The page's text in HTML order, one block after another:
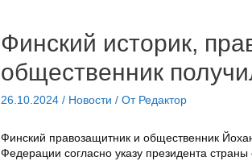
Финский историк,
общественник
26.10.2024 / Новости / От Редактор
Финский правозащитник и общественник
Федерации согласно указу президента